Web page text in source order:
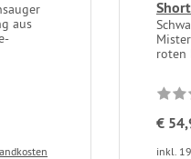
aus
roten
€
inkl.